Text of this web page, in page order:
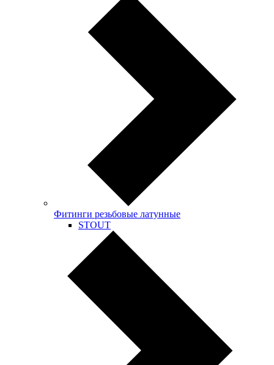
Фитинги резьбовые латунные
STOUT